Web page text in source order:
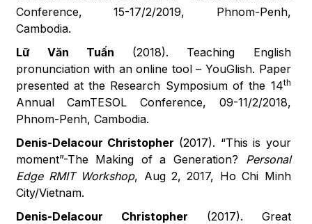
Conference, 15-17/2/2019, Phnom-Penh,
Cambodia.
Lữ Văn Tuấn (2018). Teaching English
pronunciation with an online tool – YouGlish. Paper
presented at the Research Symposium of the 14th
Annual CamTESOL Conference, 09-11/2/2018,
Phnom-Penh, Cambodia.
Denis-Delacour Christopher (2017). “This is your
moment”-The Making of a Generation? Personal
Edge RMIT Workshop, Aug 2, 2017, Ho Chi Minh
City/Vietnam.
Denis-Delacour Christopher (2017). Great